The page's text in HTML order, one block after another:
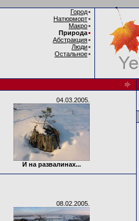
Город
Натюрморт
Макро
Природа
Абстракция
Люди
Остальное
04.03.2005.
И на развалинах...
08.02.2005.